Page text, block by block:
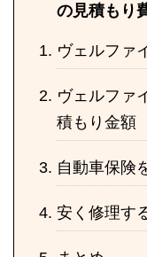
の見積もり
ヴェルファ
ヴェルファ
積もり金額
自動車保険
安く修理す